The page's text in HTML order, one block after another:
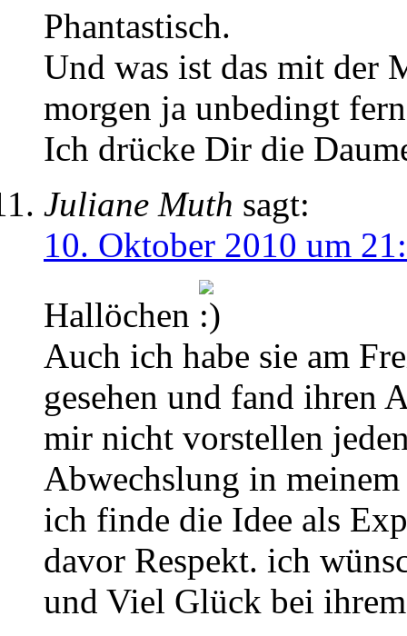
Phantastisch.
Und was ist das mit der
morgen ja unbedingt
Ich drücke Dir die
Juliane Muth sagt:
10. Oktober 2010 um
Hallöchen
Auch ich habe sie am
gesehen und fand ihren
mir nicht vorstellen
Abwechslung in
ich finde die Idee als
davor Respekt. ich
und Viel Glück bei